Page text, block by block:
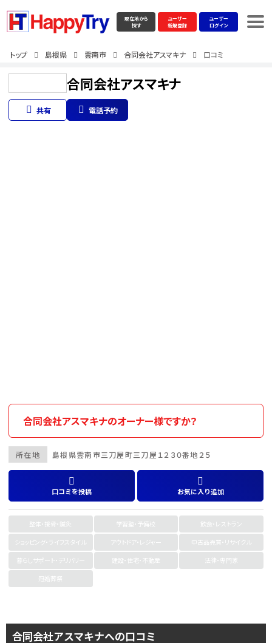
現在地から
探す
ユーザー
新規登録
ユーザー
ログイン
トップ 島根県 雲南市 合同会社アスマキナ 口コミ
合同会社アスマキナ
共有 電話予約
合同会社アスマキナのオーナー様ですか？
所在地 島根県雲南市三刀屋町三刀屋１２３０番地２５
口コミを投稿 お気に入り追加
整体・接骨・鍼灸 学習塾・予備校
飲食・レストラン
ショッピング・ライフスタイル
アウトドア・レジャー
中古品売買・リサイクル
暮らしサポート・デリバリー
建設・住宅・不動産
法律・専門家
冠婚葬祭
合同会社アスマキナへの口コミ